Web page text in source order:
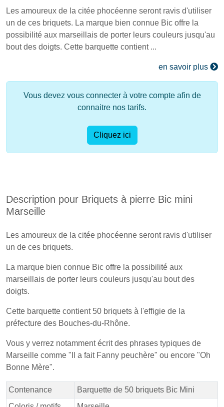
Les amoureux de la citée phocéenne seront ravis d'utiliser
un de ces briquets. La marque bien connue Bic offre la
possibilité aux marseillais de porter leurs couleurs jusqu'au
bout des doigts. Cette barquette contient ...
en savoir plus
Vous devez vous connecter à votre compte afin de
connaitre nos tarifs.
Cliquez ici
Description pour Briquets à pierre Bic mini
Marseille
Les amoureux de la citée phocéenne seront ravis d'utiliser
un de ces briquets.
La marque bien connue Bic offre la possibilité aux
marseillais de porter leurs couleurs jusqu'au bout des
doigts.
Cette barquette contient 50 briquets à l'effigie de la
préfecture des Bouches-du-Rhône.
Vous y verrez notamment écrit des phrases typiques de
Marseille comme "Il a fait Fanny peuchère" ou encore "Oh
Bonne Mère".
Contenance
Barquette de 50 briquets Bic Mini